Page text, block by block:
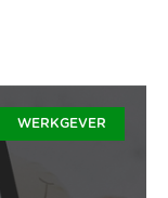
WERKGEVER
vraag in de